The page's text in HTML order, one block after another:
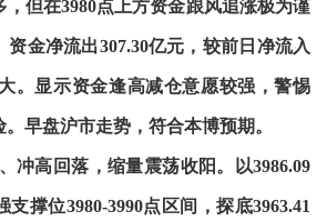
但在3980点上方资金跟风追涨极为谨
金净流出307.30亿元，较前日净流入
。显示资金逢高减仓意愿较强，警惕
早盘沪市走势，符合本博预期。
冲高回落，缩量震荡收阳。以3986.09
撑位3980-3990点区间，探底3963.41